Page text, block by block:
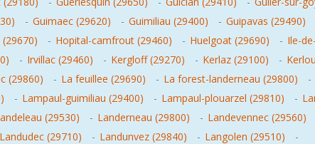
- Guimaec (29620) - Guimiliau (29400) - Guipavas (29490)
(29670) - Hopital-camfrout (29460) - Huelgoat (29690) - Ile-
- Irvillac (29460) - Kergloff (29270) - Kerlaz (29100) -
(29860) - La feuillee (29690) - La forest-landerneau (29800) -
- Lampaul-guimiliau (29400) - Lampaul-plouarzel (29810) -
(29530) - Landerneau (29800) - Landevennec (29560)
Landudec (29710) - Landunvez (29840) - Langolen (29510)
-